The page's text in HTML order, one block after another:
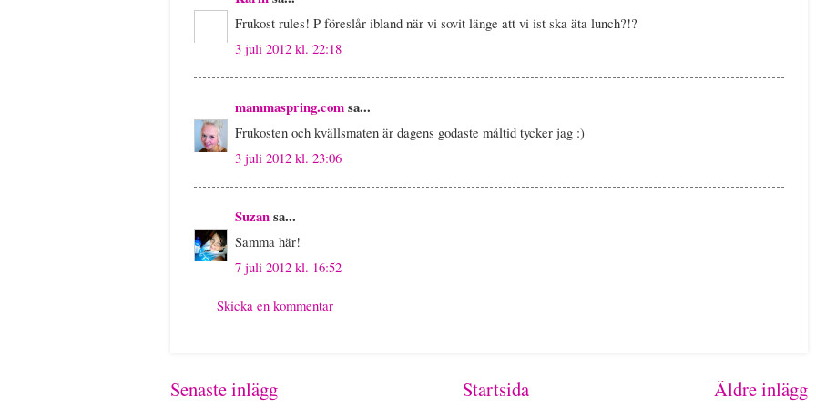
Frukost rules! P föreslår ibland när vi sovit länge att vi ist ska äta lunch?!?
3 juli 2012 kl. 22:18
mammaspring.comsa...
Frukosten och kvällsmaten är dagens godaste måltid tycker jag :)
3 juli 2012 kl. 23:06
Suzansa...
Samma här!
7 juli 2012 kl. 16:52
Skicka en kommentar
Senaste inlägg Äldre inlägg
Startsida